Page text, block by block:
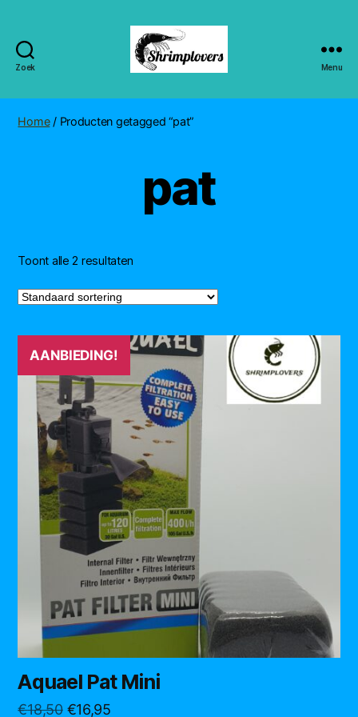
Zoek Menu
Home/ Producten getagged “pat”
pat
Toont alle 2 resultaten
AANBIEDING!
Aquael Pat Mini
€18,50 Oorspronkelijke
€16,95Huidige